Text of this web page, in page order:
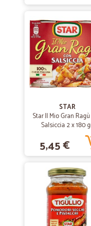
Servizio celere,
—
Transazione perfetta
Transazione perfetta.
—
Ottimo
Prodotto difficile da
—
Ho inviato un ordine di
Ho inviato un ordine di
mezzo. Tutto regolare e
STAR
Star Il Mio Gran
Salsiccia 2 x 180
5,45 €